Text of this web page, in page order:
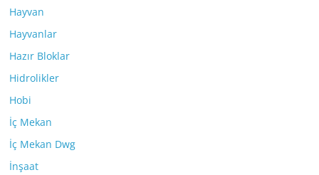
Hayvan
Hayvanlar
Hazır Bloklar
Hidrolikler
Hobi
İç Mekan
İç Mekan Dwg
İnşaat